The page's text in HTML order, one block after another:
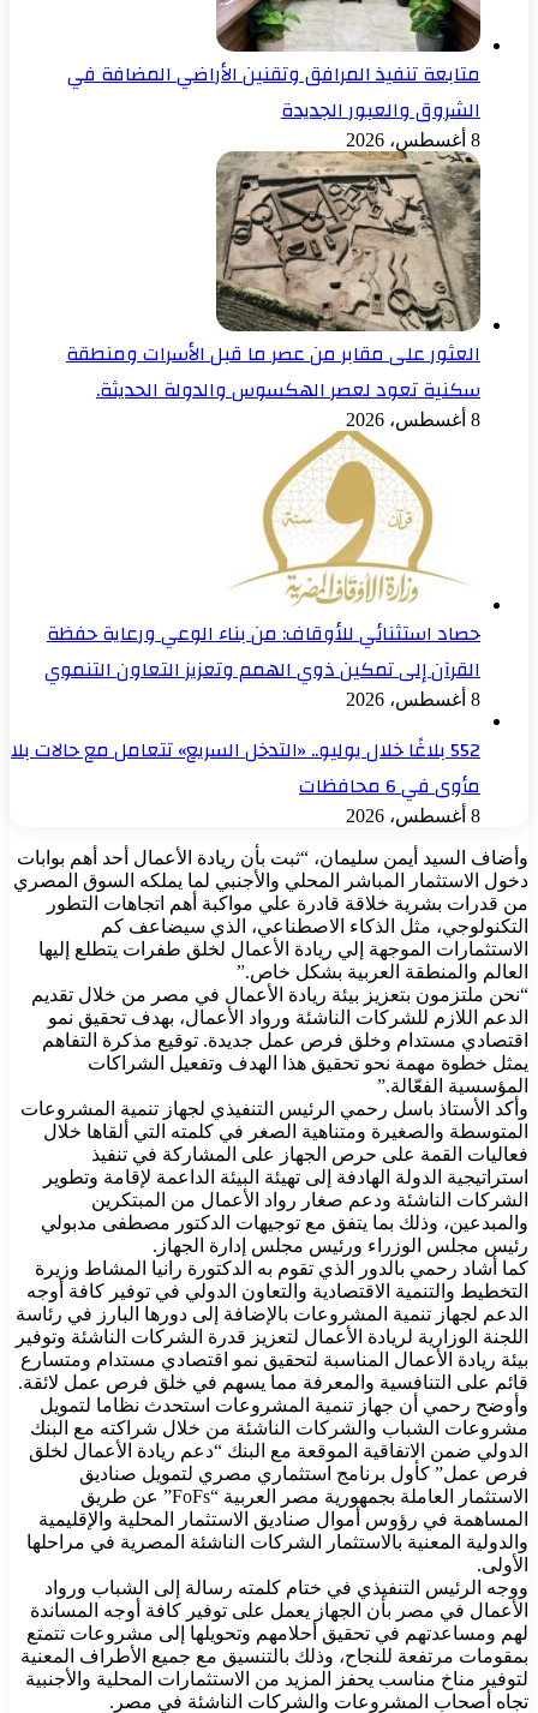
متابعة تنفيذ المرافق وتقنين الأراضي المضافة في
الشروق والعبور الجديدة
8 أغسطس، 2026
العثور على مقابر من عصر ما قبل الأسرات ومنطقة
سكنية تعود لعصر الهكسوس والدولة الحديثة.
8 أغسطس، 2026
حصاد استثنائي للأوقاف: من بناء الوعي ورعاية حفظة
القرآن إلى تمكين ذوي الهمم وتعزيز التعاون التنموي
8 أغسطس، 2026
552 بلاغًا خلال يوليو.. «التدخل السريع» تتعامل مع حالات بلا
مأوى في 6 محافظات
8 أغسطس، 2026
وأضاف السيد أيمن سليمان، “ثبت بأن ريادة الأعمال أحد أهم بوابات
دخول الاستثمار المباشر المحلي والأجنبي لما يملكه السوق المصري
من قدرات بشرية خلاقة قادرة علي مواكبة أهم اتجاهات التطور
التكنولوجي، مثل الذكاء الاصطناعي، الذي سيضاعف كم
الاستثمارات الموجهة إلي ريادة الأعمال لخلق طفرات يتطلع إليها
العالم والمنطقة العربية بشكل خاص.”
“نحن ملتزمون بتعزيز بيئة ريادة الأعمال في مصر من خلال تقديم
الدعم اللازم للشركات الناشئة ورواد الأعمال، بهدف تحقيق نمو
اقتصادي مستدام وخلق فرص عمل جديدة. توقيع مذكرة التفاهم
يمثل خطوة مهمة نحو تحقيق هذا الهدف وتفعيل الشراكات
المؤسسية الفعّالة.”
وأكد الأستاذ باسل رحمي الرئيس التنفيذي لجهاز تنمية المشروعات
المتوسطة والصغيرة ومتناهية الصغر في كلمته التي ألقاها خلال
فعاليات القمة على حرص الجهاز على المشاركة في تنفيذ
استراتيجية الدولة الهادفة إلى تهيئة البيئة الداعمة لإقامة وتطوير
الشركات الناشئة ودعم صغار رواد الأعمال من المبتكرين
والمبدعين، وذلك بما يتفق مع توجيهات الدكتور مصطفى مدبولي
رئيس مجلس الوزراء ورئيس مجلس إدارة الجهاز.
كما أشاد رحمي بالدور الذي تقوم به الدكتورة رانيا المشاط وزيرة
التخطيط والتنمية الاقتصادية والتعاون الدولي في توفير كافة أوجه
الدعم لجهاز تنمية المشروعات بالإضافة إلى دورها البارز في رئاسة
اللجنة الوزارية لريادة الأعمال لتعزيز قدرة الشركات الناشئة وتوفير
بيئة ريادة الأعمال المناسبة لتحقيق نمو اقتصادي مستدام ومتسارع
قائم على التنافسية والمعرفة مما يسهم في خلق فرص عمل لائقة.
وأوضح رحمي أن جهاز تنمية المشروعات استحدث نظاما لتمويل
مشروعات الشباب والشركات الناشئة من خلال شراكته مع البنك
الدولي ضمن الاتفاقية الموقعة مع البنك “دعم ريادة الأعمال لخلق
فرص عمل” كأول برنامج استثماري مصري لتمويل صناديق
الاستثمار العاملة بجمهورية مصر العربية “FoFs” عن طريق
المساهمة في رؤوس أموال صناديق الاستثمار المحلية والإقليمية
والدولية المعنية بالاستثمار الشركات الناشئة المصرية في مراحلها
الأولى.
ووجه الرئيس التنفيذي في ختام كلمته رسالة إلى الشباب ورواد
الأعمال في مصر بأن الجهاز يعمل على توفير كافة أوجه المساندة
لهم ومساعدتهم في تحقيق أحلامهم وتحويلها إلى مشروعات تتمتع
بمقومات مرتفعة للنجاح، وذلك بالتنسيق مع جميع الأطراف المعنية
لتوفير مناخ مناسب يحفز المزيد من الاستثمارات المحلية والأجنبية
تجاه أصحاب المشروعات والشركات الناشئة في مصر.